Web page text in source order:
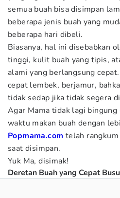
semua buah bisa disimpan
beberapa jenis buah yang
beberapa hari dibeli.
Biasanya, hal ini disebabkan
tinggi, kulit buah yang tipis,
alami yang berlangsung
cepat lembek, berjamur,
tidak sedap jika tidak segera
Agar Mama tidak lagi
waktu makan buah dengan
Popmama.com telah
saat disimpan.
Yuk Ma, disimak!
Deretan Buah yang Cepat